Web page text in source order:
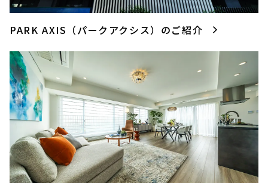
PARK AXIS（パークアクシス）のご紹介